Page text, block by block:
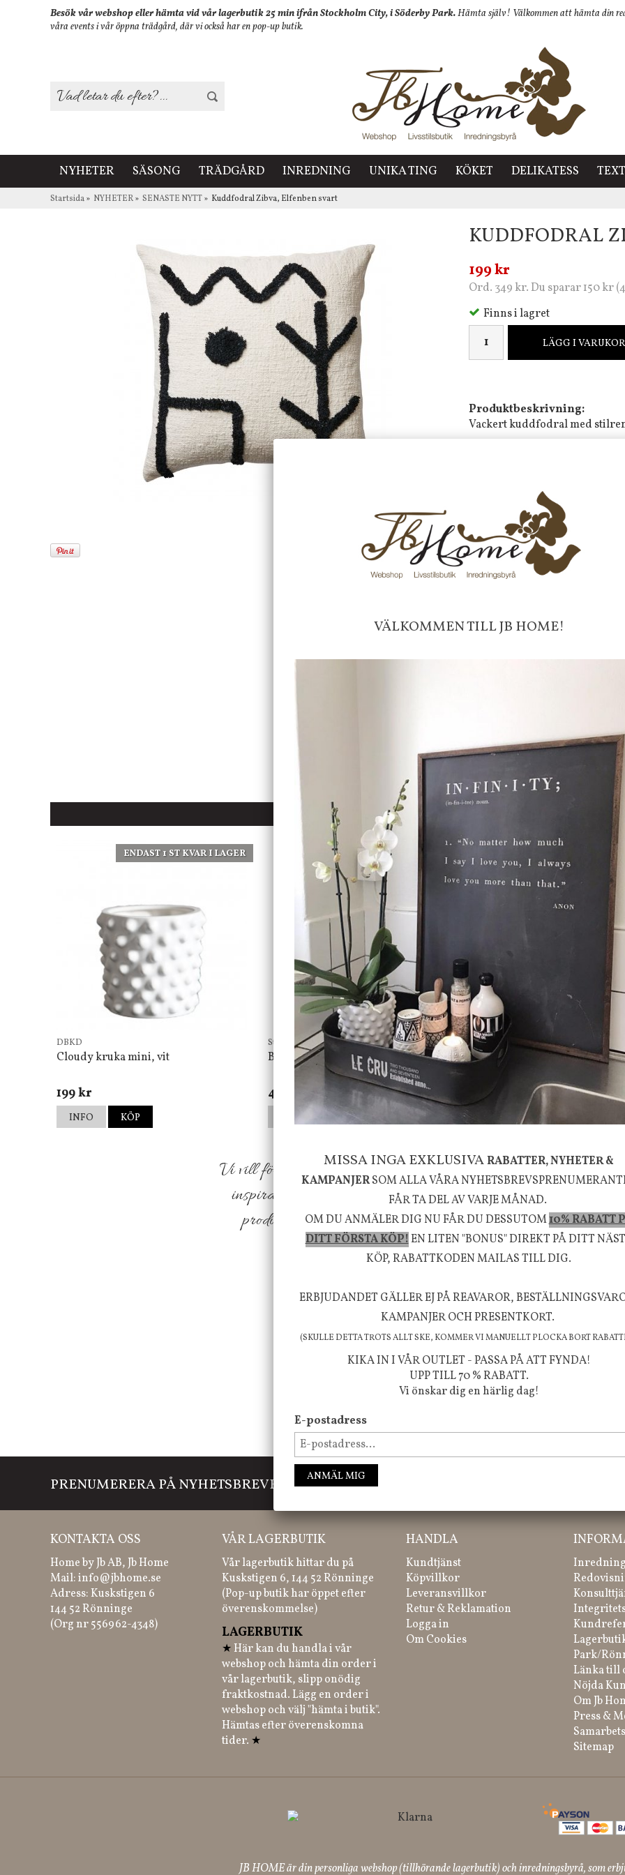
Besök vår webshop eller hämta vid vår lagerbutik 25 min ifrån Stockholm City, i Söderby Park.Hämta själv! Välkommen att hämta din
våra events i vår öppna trädgård, där vi också har en pop-up butik.
NYHETER SÄSONG TRÄDGÅRD INREDNING UNIKA TING KÖKET DELIKATESS
Startsida» NYHETER» SENASTE NYTT» Kuddfodral Zibva, Elfenben svart
KUDDFODRAL
199 kr
Ord. 349 kr. Du sparar 150 kr
Finns i lagret
LÄGG I
Produktbeskrivning:
Vackert kuddfodral med
Tvättråd. Endast
Frakt 99 kr, handlar du över
fraktfritt. 100 kr - 400 kr i frakt för
10 % rabatt på din första order
nyhetsbrev, via pop-up ruta
Faktura 0 kr. Hos oss betalar
med KLARNA CHECKOUT. Välj
mellan alla Klarnas
Nöjda kunder och strävar efter
-ligt Tack för att just Du
DU KANSKE OCKSÅ ÄR INTRESSERAD AV
ENDAST 1 ST KVAR I LAGER
DBKD
Cloudy kruka mini, vit
199 kr
INFO KÖP
Star Trading
Bordslampa Mushroom vit, Utomhus
499 kr
INFO KÖP
House Doctor
Skål, Hands marmor
795 kr
-20%
KÖP
Vi vill förmedla känsla, upplevelse och välbefinnande för dig
inspiration från naturen och dess färgpalett erbjuder vi
produkter som ökar trivsel i ditt hem och ger det lilla extra
välmående!
FÖLJ OSS PÅ INSTAGRAM @JBHOME
PRENUMERERA PÅ NYHETSBREVET Missa inte våra nyheter, kampanjer och roliga happenings!
KONTAKTA OSS
Home by Jb AB, Jb Home
Mail:info@jbhome.se
Adress: Kuskstigen 6
144 52 Rönninge
(Org nr 556962-4348)
VÅR LAGERBUTIK
Vår lagerbutik hittar du på
Kuskstigen 6, 144 52 Rönninge
(Pop-up butik har öppet efter
överenskommelse)
LAGERBUTIK
★ Här kan du handla i vår
webshop och hämta din order i
vår lagerbutik, slipp onödig
fraktkostnad. Lägg en order i
webshop och välj "hämta i butik".
Hämtas efter överenskomna
tider. ★
HANDLA
Kundtjänst
Köpvillkor
Leveransvillkor
Retur & Reklamation
Logga in
Om Cookies
Park/
Länka till
Nöjda
Om Jb
Press &
Sitemap
JB HOME är din personliga webshop (tillhörande lagerbutik) och inredningsbyrå, som
VÄLKOMMEN TILL JB HOME!
MISSA INGA EXKLUSIVARABATTER, NYHETER &
KAMPANJERSOM ALLA VÅRA
FÅR TA DEL AV VARJE MÅNAD.
OM DU ANMÄLER DIG NU FÅR DU DESSUTOM10% RABATT
DITT FÖRSTA KÖP!EN LITEN "BONUS" DIREKT PÅ DITT
KÖP, RABATTKODEN MAILAS TILL DIG.
ERBJUDANDET GÄLLER EJ PÅ REAVAROR,
KAMPANJER OCH PRESENTKORT.
(SKULLE DETTA TROTS ALLT SKE, KOMMER VI MANUELLT PLOCKA BORT
KIKA IN I VÅR OUTLET - PASSA PÅ ATT FYNDA!
UPP TILL 70 % RABATT.
Vi önskar dig en härlig dag!
E-postadress
ANMÄL MIG